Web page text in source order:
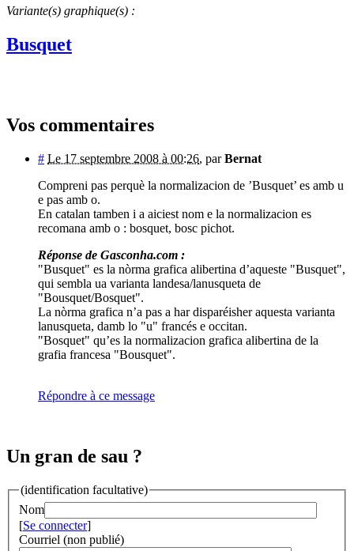
Variante(s) graphique(s) :
Busquet
Vos commentaires
# Le 17 septembre 2008 à 00:26, parBernat
Compreni pas perquè la normalizacion de ’Busquet’ es amb u
e pas amb o.
En catalan tamben i a aiciest nom e la normalizacion es
recomana amb o : bosquet, bosc pichot.
Réponse de Gasconha.com :
"Busquet" es la nòrma grafica alibertina d’aqueste "Busquet",
qui sembla ua varianta landesa/lanusqueta de
"Bousquet/Bosquet".
La nòrma grafica n’a pas a har disparéisher aquesta varianta
lanusqueta, damb lo "u" francés e occitan.
"Bosquet" qu’es la normalizacion grafica alibertina de la
grafia francesa "Bousquet".
Répondre à ce message
Un gran de sau ?
(identification facultative)
Nom
[Se connecter]
Courriel (non publié)